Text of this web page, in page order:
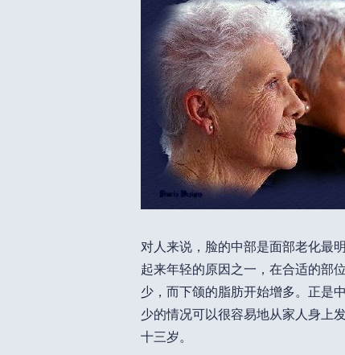
对人来说，脸的中部是面部老化最
起来年轻的原因之一，在合适的部
少，而下颌的脂肪开始增多。正是
少的情况可以很容易地从家人身上
十三岁。